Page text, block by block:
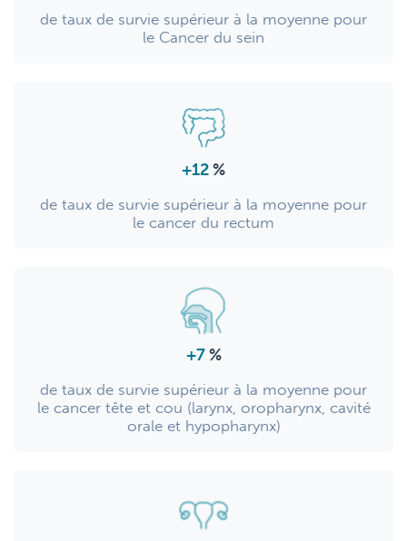
de taux de survie supérieur à la moyenne pour
le Cancer du sein
+12%
de taux de survie supérieur à la moyenne pour
le cancer du rectum
+7 %
de taux de survie supérieur à la moyenne pour
le cancer tête et cou (larynx, oropharynx, cavité
orale et hypopharynx)